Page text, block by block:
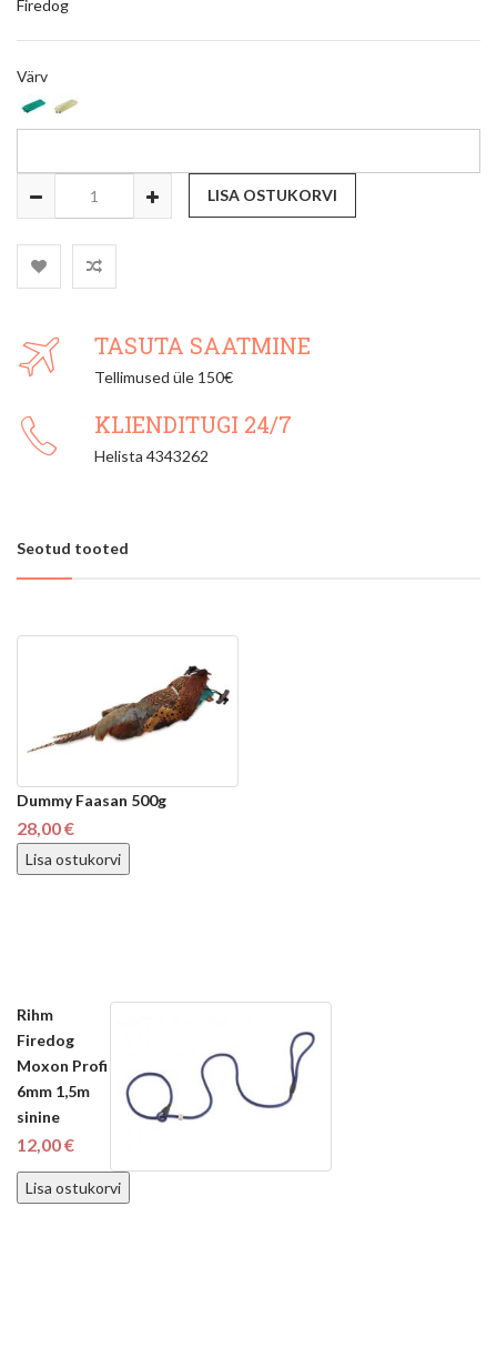
Firedog
Värv
LISA OSTUKORVI
TASUTA SAATMINE
Tellimused üle 150€
KLIENDITUGI 24/7
Helista 4343262
Seotud tooted
Dummy Faasan 500g
28,00 €
Lisa ostukorvi
Rihm
Firedog
Moxon Profi
6mm 1,5m
sinine
12,00 €
Lisa ostukorvi